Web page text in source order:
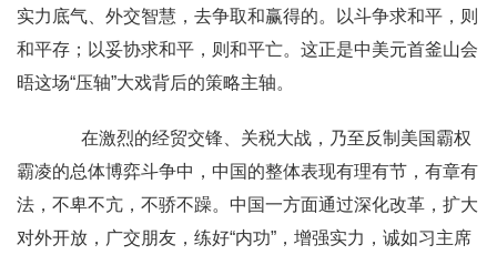
实力底气、外交智慧，去争取和赢得的。以斗争求和平，则
和平存；以妥协求和平，则和平亡。这正是中美元首釜山会
晤这场“压轴”大戏背后的策略主轴。
在激烈的经贸交锋、关税大战，乃至反制美国霸权
霸凌的总体博弈斗争中，中国的整体表现有理有节，有章有
法，不卑不亢，不骄不躁。中国一方面通过深化改革，扩大
对外开放，广交朋友，练好“内功”，增强实力，诚如习主席